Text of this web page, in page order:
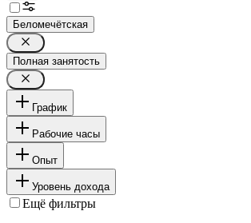
Беломечётская
Полная занятость
График
Рабочие часы
Опыт
Уровень дохода
Ещё фильтры